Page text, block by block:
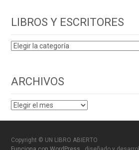
LIBROS Y ESCRITORES
LIBROS
ARCHIVOS
ARCHIVOS
Copyright © UN LIBRO ABIERTO